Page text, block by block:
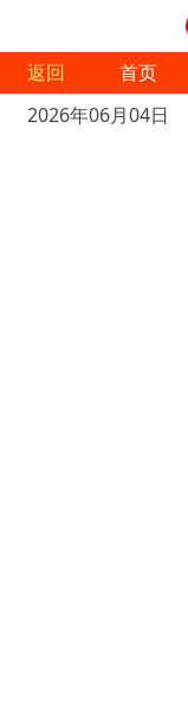
返回 首页
2026年06月04日